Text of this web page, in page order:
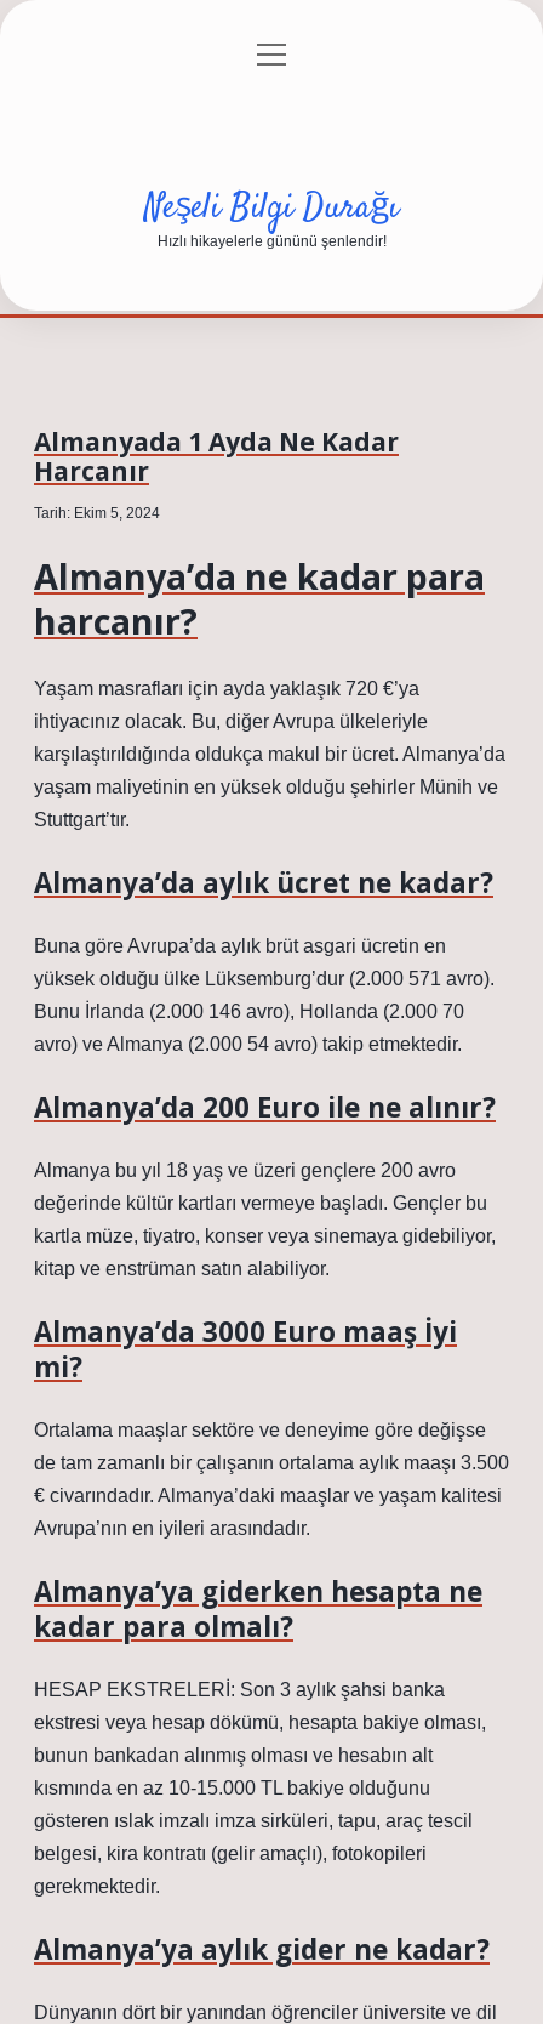
Gizlilik Politikası
menüyü
Neşeli Bilgi Durağı
Hızlı hikayelerle gününü şenlendir!
Almanyada 1 Ayda Ne Kadar
Harcanır
Tarih: Ekim 5, 2024
Almanya’da ne kadar para
harcanır?
Yaşam masrafları için ayda yaklaşık 720 €’ya
ihtiyacınız olacak. Bu, diğer Avrupa ülkeleriyle
karşılaştırıldığında oldukça makul bir ücret. Almanya’da
yaşam maliyetinin en yüksek olduğu şehirler Münih ve
Stuttgart’tır.
Almanya’da aylık ücret ne kadar?
Buna göre Avrupa’da aylık brüt asgari ücretin en
yüksek olduğu ülke Lüksemburg’dur (2.000 571 avro).
Bunu İrlanda (2.000 146 avro), Hollanda (2.000 70
avro) ve Almanya (2.000 54 avro) takip etmektedir.
Almanya’da 200 Euro ile ne alınır?
Almanya bu yıl 18 yaş ve üzeri gençlere 200 avro
değerinde kültür kartları vermeye başladı. Gençler bu
kartla müze, tiyatro, konser veya sinemaya gidebiliyor,
kitap ve enstrüman satın alabiliyor.
Almanya’da 3000 Euro maaş İyi
mi?
Ortalama maaşlar sektöre ve deneyime göre değişse
de tam zamanlı bir çalışanın ortalama aylık maaşı 3.500
€ civarındadır. Almanya’daki maaşlar ve yaşam kalitesi
Avrupa’nın en iyileri arasındadır.
Almanya’ya giderken hesapta ne
kadar para olmalı?
HESAP EKSTRELERİ: Son 3 aylık şahsi banka
ekstresi veya hesap dökümü, hesapta bakiye olması,
bunun bankadan alınmış olması ve hesabın alt
kısmında en az 10-15.000 TL bakiye olduğunu
gösteren ıslak imzalı imza sirküleri, tapu, araç tescil
belgesi, kira kontratı (gelir amaçlı), fotokopileri
gerekmektedir.
Almanya’ya aylık gider ne kadar?
Dünyanın dört bir yanından öğrenciler üniversite ve dil